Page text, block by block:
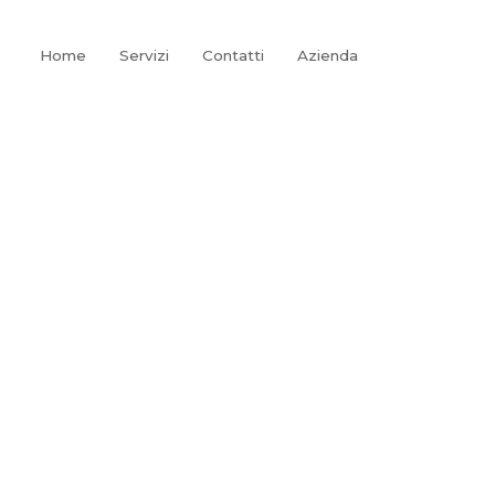
Home Servizi Contatti Azienda